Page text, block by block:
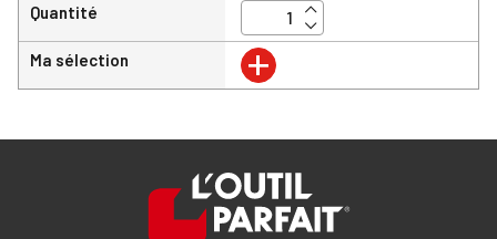
Quantité
Ma sélection +